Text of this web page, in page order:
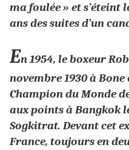
ma foulée » et s’éteint
ans des suites d’un
En 1954, le boxeur
novembre 1930 à
Champion du Monde
aux points à Bangkok
Sogkitrat. Devant cet
France, toujours en